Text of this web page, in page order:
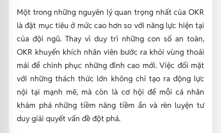
Một trong những nguyên lý quan trọng nhất của OKR
là đặt mục tiêu ở mức cao hơn so với năng lực hiện tại
của đội ngũ. Thay vì duy trì những con số an toàn,
OKR khuyến khích nhân viên bước ra khỏi vùng thoải
mái để chinh phục những đỉnh cao mới. Việc đối mặt
với những thách thức lớn không chỉ tạo ra động lực
nội tại mạnh mẽ, mà còn là cơ hội để mỗi cá nhân
khám phá những tiềm năng tiềm ẩn và rèn luyện tư
duy giải quyết vấn đề đột phá.